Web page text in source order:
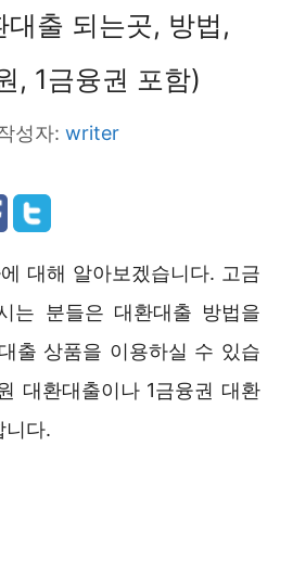
출 되는곳, 방법,
, 1금융권 포함)
성자: writer
에 대해 알아보겠습니다. 고금
는 분들은 대환대출 방법을
출 상품을 이용하실 수 있습
대환대출이나 1금융권 대환
니다.